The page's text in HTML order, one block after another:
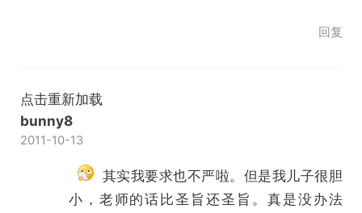
回复
点击重新加载
bunny8
2011-10-13
其实我要求也不严啦。但是我儿子很胆
小，老师的话比圣旨还圣旨。真是没办法